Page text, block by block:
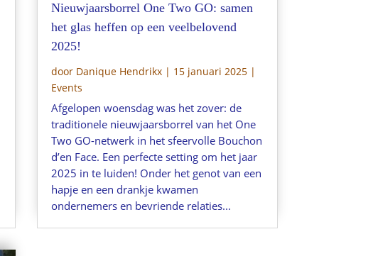
Nieuwjaarsborrel One Two GO: samen
het glas heffen op een veelbelovend
2025!
door Danique Hendrikx | 15 januari 2025 |
Events
Afgelopen woensdag was het zover: de
traditionele nieuwjaarsborrel van het One
Two GO-netwerk in het sfeervolle Bouchon
d’en Face. Een perfecte setting om het jaar
2025 in te luiden! Onder het genot van een
hapje en een drankje kwamen
ondernemers en bevriende relaties...